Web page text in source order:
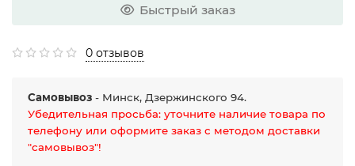
Быстрый заказ
0 отзывов
Самовывоз - Минск, Дзержинского 94.
Убедительная просьба: уточните наличие товара по
телефону или оформите заказ с методом доставки
"самовывоз"!